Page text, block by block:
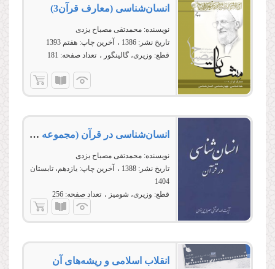
انسان‌شناسى (معارف قرآن3)
نویسنده: محمدتقی مصباح یزدی
تاریخ نشر: 1386 آخرین چاپ: هفتم 1393
قطع: وزیری، گالینگور تعداد صفحه: 181
انسان‌شناسى در قرآن (مجموعه کتب آموزشی معارف قرآن 3)
نویسنده: محمدتقی مصباح یزدی
تاریخ نشر: 1388 آخرین چاپ: یازدهم، تابستان
1404
قطع: وزیری، شومیز تعداد صفحه: 256
انقلاب اسلامی و ریشه‌های آن